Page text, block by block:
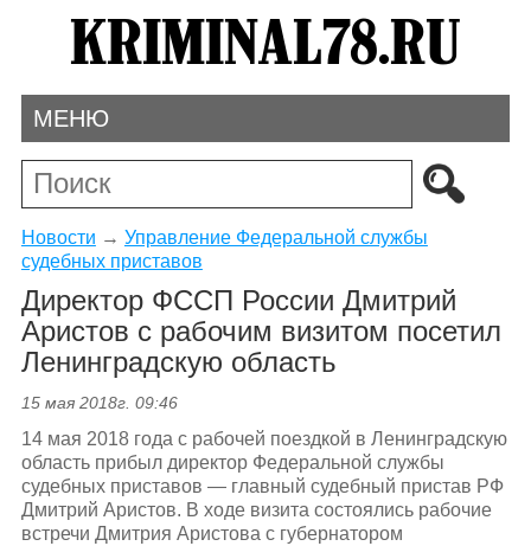
МЕНЮ
Новости → Управление Федеральной службы
судебных приставов
Директор ФССП России Дмитрий
Аристов с рабочим визитом посетил
Ленинградскую область
15 мая 2018г. 09:46
14 мая 2018 года с рабочей поездкой в Ленинградскую
область прибыл директор Федеральной службы
судебных приставов — главный судебный пристав РФ
Дмитрий Аристов. В ходе визита состоялись рабочие
встречи Дмитрия Аристова с губернатором